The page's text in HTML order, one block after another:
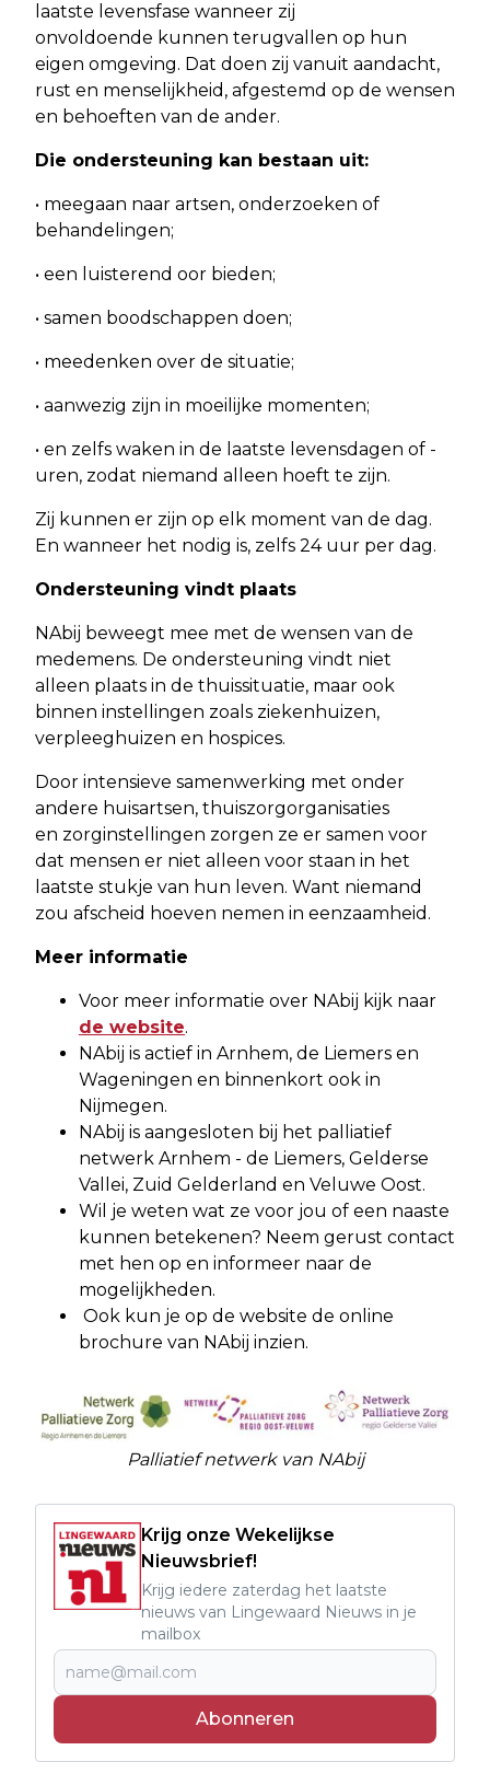
laatste levensfase wanneer zij
onvoldoende kunnen terugvallen op hun
eigen omgeving. Dat doen zij vanuit aandacht,
rust en menselijkheid, afgestemd op de wensen
en behoeften van de ander.
Die ondersteuning kan bestaan uit:
• meegaan naar artsen, onderzoeken of
behandelingen;
• een luisterend oor bieden;
• samen boodschappen doen;
• meedenken over de situatie;
• aanwezig zijn in moeilijke momenten;
• en zelfs waken in de laatste levensdagen of -
uren, zodat niemand alleen hoeft te zijn.
Zij kunnen er zijn op elk moment van de dag.
En wanneer het nodig is, zelfs 24 uur per dag.
Ondersteuning vindt plaats
NAbij beweegt mee met de wensen van de
medemens. De ondersteuning vindt niet
alleen plaats in de thuissituatie, maar ook
binnen instellingen zoals ziekenhuizen,
verpleeghuizen en hospices.
Door intensieve samenwerking met onder
andere huisartsen, thuiszorgorganisaties
en zorginstellingen zorgen ze er samen voor
dat mensen er niet alleen voor staan in het
laatste stukje van hun leven. Want niemand
zou afscheid hoeven nemen in eenzaamheid.
Meer informatie
Voor meer informatie over NAbij kijk naar
de website.
NAbij is actief in Arnhem, de Liemers en
Wageningen en binnenkort ook in
Nijmegen.
NAbij is aangesloten bij het palliatief
netwerk Arnhem - de Liemers, Gelderse
Vallei, Zuid Gelderland en Veluwe Oost.
Wil je weten wat ze voor jou of een naaste
kunnen betekenen? Neem gerust contact
met hen op en informeer naar de
mogelijkheden.
Ook kun je op de website de online
brochure van NAbij inzien.
Palliatief netwerk van NAbij
Krijg onze Wekelijkse
Nieuwsbrief!
Krijg iedere zaterdag het laatste
nieuws van Lingewaard Nieuws in je
mailbox
Abonneren